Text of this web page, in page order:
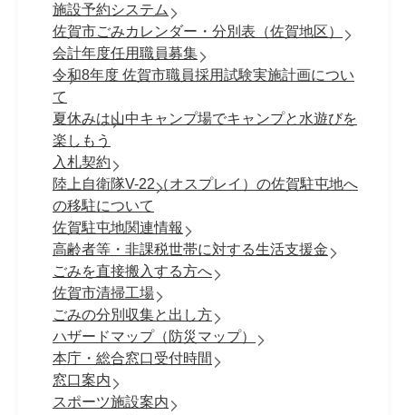
施設予約システム
佐賀市ごみカレンダー・分別表（佐賀地区）
会計年度任用職員募集
令和8年度 佐賀市職員採⽤試験実施計画につい
て
夏休みは山中キャンプ場でキャンプと水遊びを
楽しもう
入札契約
陸上自衛隊V-22（オスプレイ）の佐賀駐屯地へ
の移駐について
佐賀駐屯地関連情報
高齢者等・非課税世帯に対する生活支援金
ごみを直接搬入する方へ
佐賀市清掃工場
ごみの分別収集と出し方
ハザードマップ（防災マップ）
本庁・総合窓口受付時間
窓口案内
スポーツ施設案内